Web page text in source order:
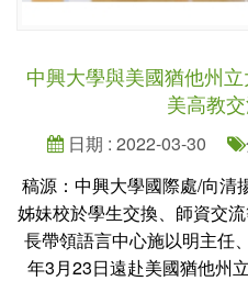
中興大學與美國猶他州
美高教
日期 : 2022-03-30
稿源：中興大學國際處/向清
姊妹校於學生交換、師資交
長帶領語言中心施以明主任
年3月23日遠赴美國猶他州